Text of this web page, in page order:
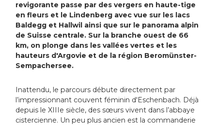
revigorante passe par des vergers en haute-tige
en fleurs et le Lindenberg avec vue sur les lacs
Baldegg et Hallwil ainsi que sur le panorama alpin
de Suisse centrale. Sur la branche ouest de 66
km, on plonge dans les vallées vertes et les
hauteurs d'Argovie et de la région Beromünster-
Sempachersee.
Inattendu, le parcours débute directement par
l’impressionnant couvent féminin d'Eschenbach. Déjà
depuis le XIIIe siècle, des sœurs vivent dans l’abbaye
cistercienne. Un peu plus ancien est la commanderie